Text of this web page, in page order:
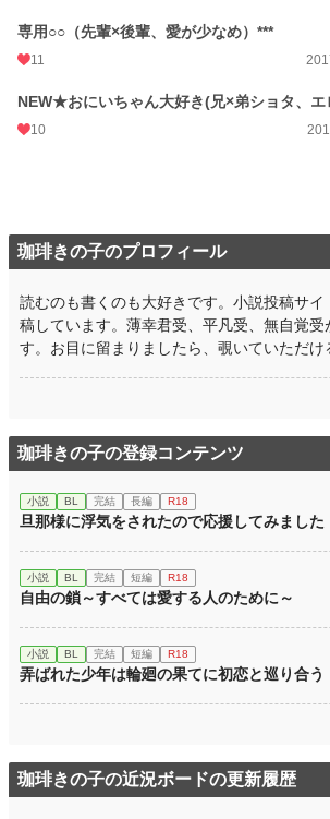
専用○○（先輩×後輩、愛が少なめ）***
11
NEW★おにいちゃん大好き(兄×弟ショタ、エ
10
珈琲きの子のプロフィール
読むのも書くのも大好きです。小説投稿サ
稿しています。薄幸君受、平凡受、無自覚受
す。お目に留まりましたら、覗いていただけ
珈琲きの子の登録コンテンツ
小説 BL 完結 長編 R18
旦那様に浮気をされたので応援してみました
小説 BL 完結 短編 R18
自由の鎖～すべては愛する人のために～
小説 BL 完結 短編 R18
弄ばれた少年は輪廻の果てに初恋と巡り合う
珈琲きの子の近況ボードの更新履歴